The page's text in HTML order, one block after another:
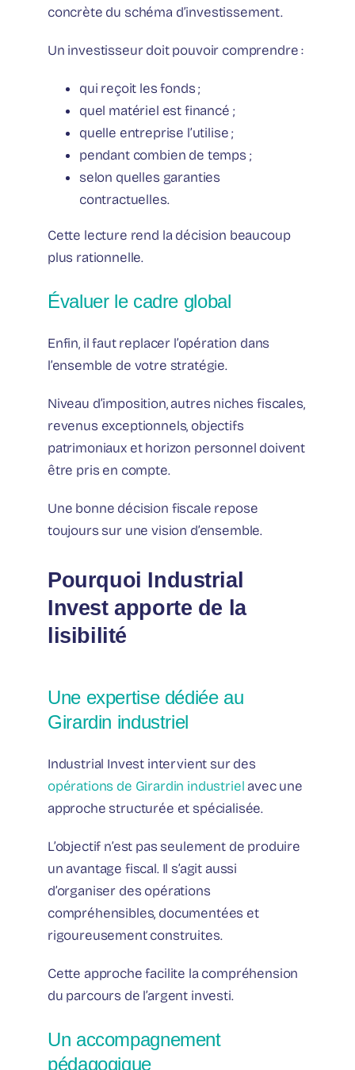
concrète du schéma d’investissement.
Un investisseur doit pouvoir comprendre :
qui reçoit les fonds ;
quel matériel est financé ;
quelle entreprise l’utilise ;
pendant combien de temps ;
selon quelles garanties
contractuelles.
Cette lecture rend la décision beaucoup
plus rationnelle.
Évaluer le cadre global
Enfin, il faut replacer l’opération dans
l’ensemble de votre stratégie.
Niveau d’imposition, autres niches fiscales,
revenus exceptionnels, objectifs
patrimoniaux et horizon personnel doivent
être pris en compte.
Une bonne décision fiscale repose
toujours sur une vision d’ensemble.
Pourquoi Industrial
Invest apporte de la
lisibilité
Une expertise dédiée au
Girardin industriel
Industrial Invest intervient sur des
opérations de Girardin industriel avec une
approche structurée et spécialisée.
L’objectif n’est pas seulement de produire
un avantage fiscal. Il s’agit aussi
d’organiser des opérations
compréhensibles, documentées et
rigoureusement construites.
Cette approche facilite la compréhension
du parcours de l’argent investi.
Un accompagnement
pédagogique